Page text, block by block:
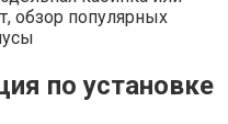
обзор популярных
по установке